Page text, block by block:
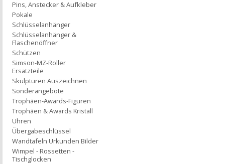
Pins, Anstecker & Aufkleber
Pokale
Schlüsselanhänger
Schlüsselanhänger &
Flaschenöffner
Schützen
Simson-MZ-Roller
Ersatzteile
Skulpturen Auszeichnen
Sonderangebote
Trophäen-Awards-Figuren
Trophäen & Awards Kristall
Uhren
Übergabeschlüssel
Wandtafeln Urkunden Bilder
Wimpel - Rossetten -
Tischglocken